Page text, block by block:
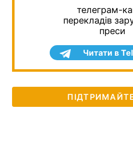
телеграм-
перекладів
преси
Читати в